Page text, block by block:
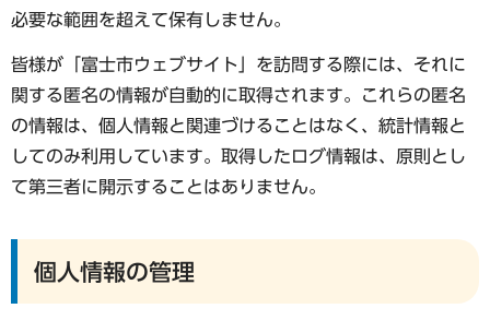
必要な範囲を超えて保有しません。
皆様が「富士市ウェブサイト」を訪問する際には、それに
関する匿名の情報が自動的に取得されます。これらの匿名
の情報は、個人情報と関連づけることはなく、統計情報と
してのみ利用しています。取得したログ情報は、原則とし
て第三者に開示することはありません。
個人情報の管理